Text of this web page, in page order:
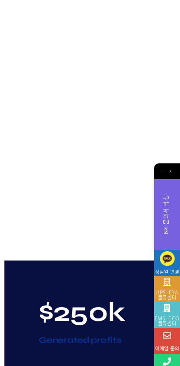
$250k
Generated profits
→
문의서 작성
상담원 연결
UPS, FBA
물류센터
EMS, ECO
물류센터
이메일 문의